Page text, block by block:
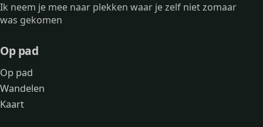
Ik neem je mee naar plekken waar je zelf niet zomaar
was gekomen
Op pad
Op pad
Wandelen
Kaart